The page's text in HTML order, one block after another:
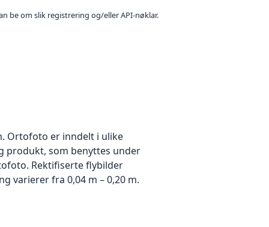
be om slik registrering og/eller API-nøklar.
Ortofoto er inndelt i ulike
produkt, som benyttes under
Rektifiserte flybilder
varierer fra 0,04 m – 0,20 m.